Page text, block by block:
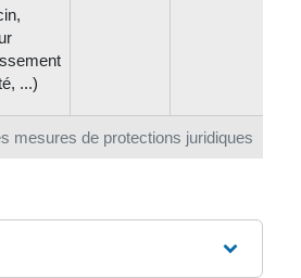
mesures de protections juridiques
...)